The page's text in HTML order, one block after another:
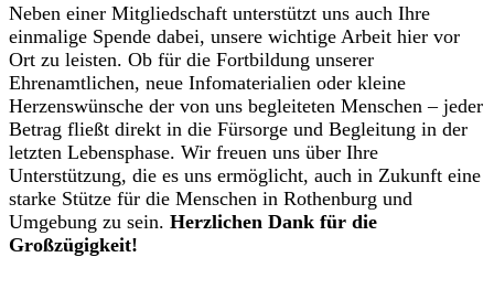
Neben einer Mitgliedschaft unterstützt uns auch Ihre
einmalige Spende dabei, unsere wichtige Arbeit hier vor
Ort zu leisten. Ob für die Fortbildung unserer
Ehrenamtlichen, neue Infomaterialien oder kleine
Herzenswünsche der von uns begleiteten Menschen – jeder
Betrag fließt direkt in die Fürsorge und Begleitung in der
letzten Lebensphase. Wir freuen uns über Ihre
Unterstützung, die es uns ermöglicht, auch in Zukunft eine
starke Stütze für die Menschen in Rothenburg und
Umgebung zu sein. Herzlichen Dank für die
Großzügigkeit!